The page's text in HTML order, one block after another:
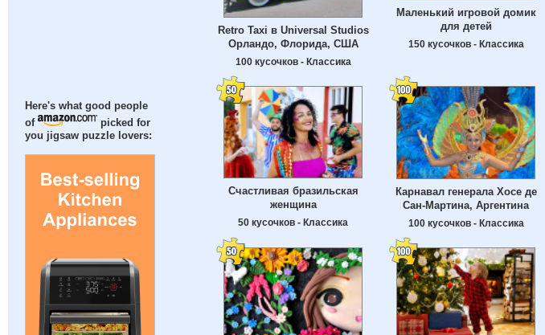
Here's what good people
of
picked for
you jigsaw puzzle lovers:
Retro Taxi в Universal Studios
Орландо, Флорида, США
100 кусочков - Классика
Маленький игровой домик
для детей
150 кусочков - Классика
Счастливая бразильская
женщина
50 кусочков - Классика
Карнавал генерала Хосе де
Сан-Мартина, Аргентина
100 кусочков - Классика